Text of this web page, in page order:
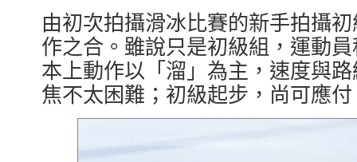
由初次拍攝滑冰比賽的新手拍攝
作之合。雖說只是初級組，運動
本上動作以「溜」為主，速度與
焦不太困難；初級起步，尚可應